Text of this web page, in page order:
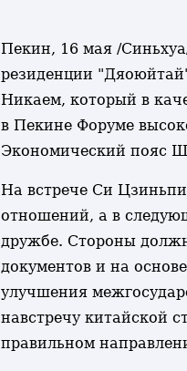
Пекин, 16 мая /
резиденции
Никаем, который в
в Пекине Форуме
Экономический пояс
На встрече Си
отношений, а в
дружбе. Стороны
документов и на
улучшения
навстречу китайской
правильном